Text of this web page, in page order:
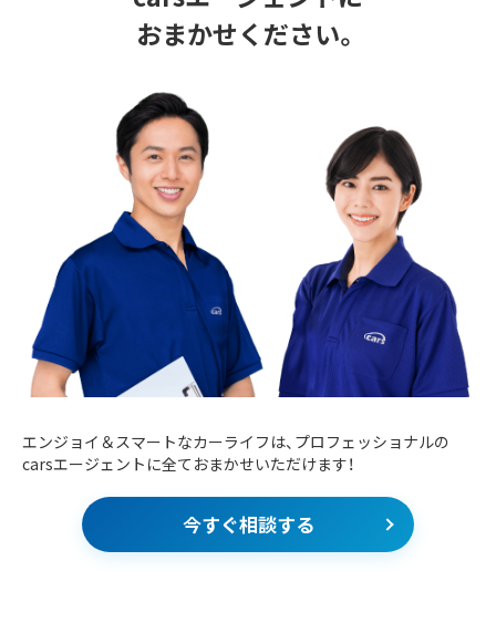
おまかせください。
エンジョイ＆スマートなカーライフは、プロフェッショナルの
carsエージェントに全ておまかせいただけます！
今すぐ相談する